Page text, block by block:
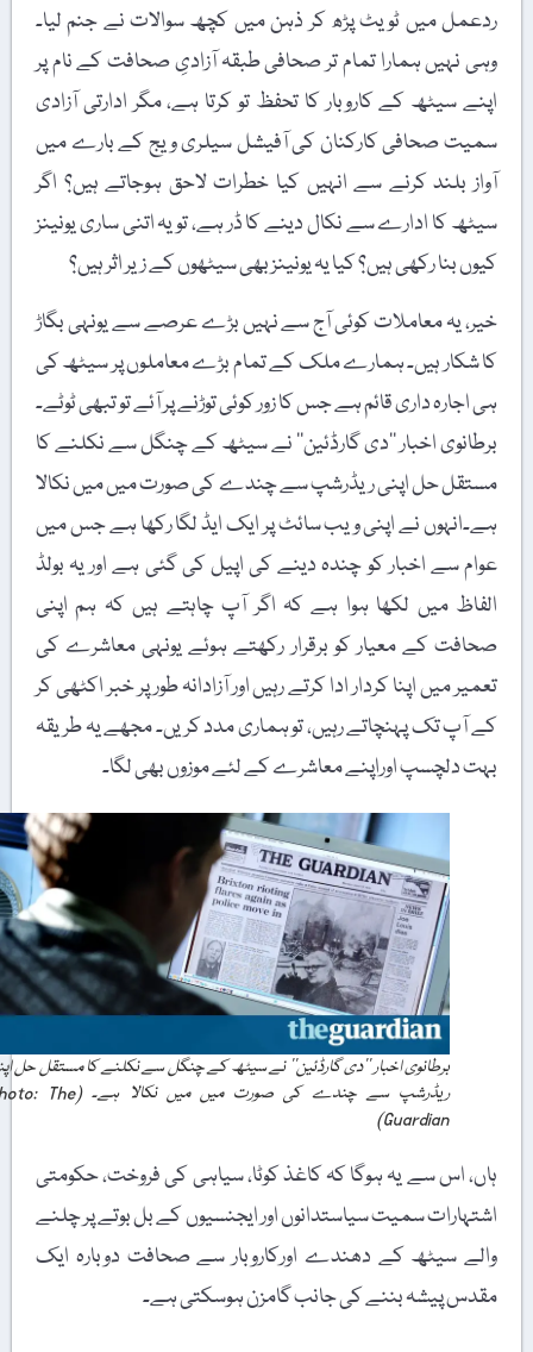
ردعمل میں ٹویٹ پڑھ کر ذہن میں کچھ سوالات نے جنم لیا۔
وہی نہیں ہمارا تمام تر صحافی طبقہ آزادیِ صحافت کے نام پر
اپنے سیٹھ کے کاروبار کا تحفظ تو کرتا ہے، مگر ادارتی آزادی
سمیت صحافی کارکنان کی آفیشل سیلری ویج کے بارے میں
آواز بلند کرنے سے انہیں کیا خطرات لاحق ہوجاتے ہیں؟ اگر
سیٹھ کا ادارے سے نکال دینے کا ڈر ہے، تو یہ اتنی ساری یونینز
کیوں بنا رکھی ہیں؟ کیا یہ یونینز بھی سیٹھوں کے زیر اثر ہیں؟
خیر، یہ معاملات کوئی آج سے نہیں بڑے عرصے سے یونہی بگاڑ
کا شکار ہیں۔ ہمارے ملک کے تمام بڑے معاملوں پر سیٹھ کی
ہی اجارہ داری قائم ہے جس کا زور کوئی توڑنے پر آئے تو تبھی ٹوٹے۔
برطانوی اخبار ’’دی گارڈئین‘‘ نے سیٹھ کے چنگل سے نکلنے کا
مستقل حل اپنی ریڈرشپ سے چندے کی صورت میں میں نکالا
ہے۔انہوں نے اپنی ویب سائٹ پر ایک ایڈ لگا رکھا ہے جس میں
عوام سے اخبار کو چندہ دینے کی اپیل کی گئی ہے اور یہ بولڈ
الفاظ میں لکھا ہوا ہے کہ اگر آپ چاہتے ہیں کہ ہم اپنی
صحافت کے معیار کو برقرار رکھتے ہوئے یونہی معاشرے کی
تعمیر میں اپنا کردار ادا کرتے رہیں اور آزادانہ طور پر خبر اکٹھی کر
کے آپ تک پہنچاتے رہیں، تو ہماری مدد کریں۔ مجھے یہ طریقہ
بہت دلچسپ اوراپنے معاشرے کے لئے موزوں بھی لگا۔
برطانوی اخبار ’’دی گارڈئین‘‘ نے سیٹھ کے چنگل سے نکلنے کا مستقل حل اپنی
ریڈرشپ سے چندے کی صورت میں میں نکالا ہے۔ (Photo: The
Guardian)
ہاں، اس سے یہ ہوگا کہ کاغذ کوٹا، سیاہی کی فروخت، حکومتی
اشتہارات سمیت سیاستدانوں اور ایجنسیوں کے بل بوتے پر چلنے
والے سیٹھ کے دھندے اورکاروبار سے صحافت دوبارہ ایک
مقدس پیشہ بننے کی جانب گامزن ہوسکتی ہے۔